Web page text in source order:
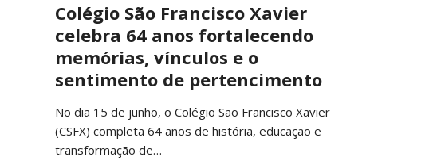
Colégio São Francisco Xavier
celebra 64 anos fortalecendo
memórias, vínculos e o
sentimento de pertencimento
No dia 15 de junho, o Colégio São Francisco Xavier
(CSFX) completa 64 anos de história, educação e
transformação de…